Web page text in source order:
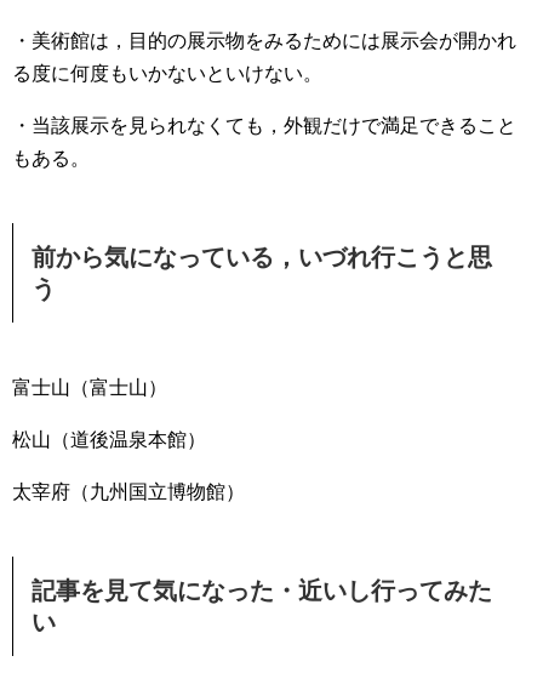
・美術館は，目的の展示物をみるためには展示会が開かれ
る度に何度もいかないといけない。
・当該展示を見られなくても，外観だけで満足できること
もある。
前から気になっている，いづれ行こうと思
う
富士山（富士山）
松山（道後温泉本館）
太宰府（九州国立博物館）
記事を見て気になった・近いし行ってみた
い